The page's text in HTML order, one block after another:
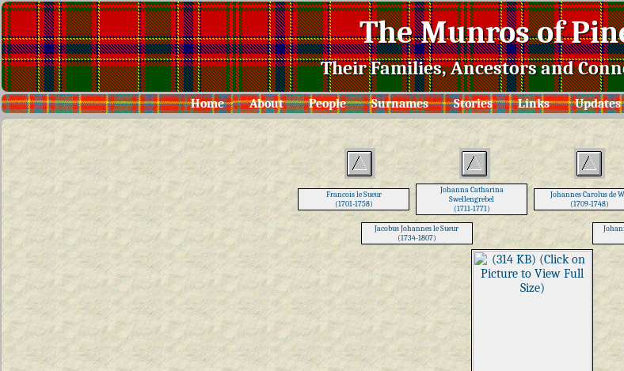
The Munros of
Their Families, Ancestors and
Home About People Surnames Stories Links Updates
Francois le Sueur
(1701-1758)
Johanna Catharina
Swellengrebel
(1711-1771)
Johannes Carolus de
(1709-1748)
Jacobus Johannes le Sueur
(1734-1807)